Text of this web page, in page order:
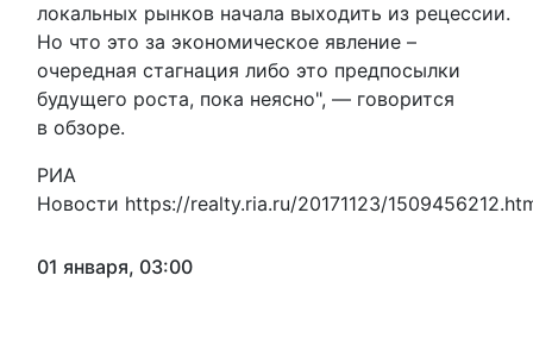
локальных рынков начала выходить из рецессии.
Но что это за экономическое явление –
очередная стагнация либо это предпосылки
будущего роста, пока неясно", — говорится
в обзоре.
РИА
Новости https://realty.ria.ru/20171123/
01 января, 03:00